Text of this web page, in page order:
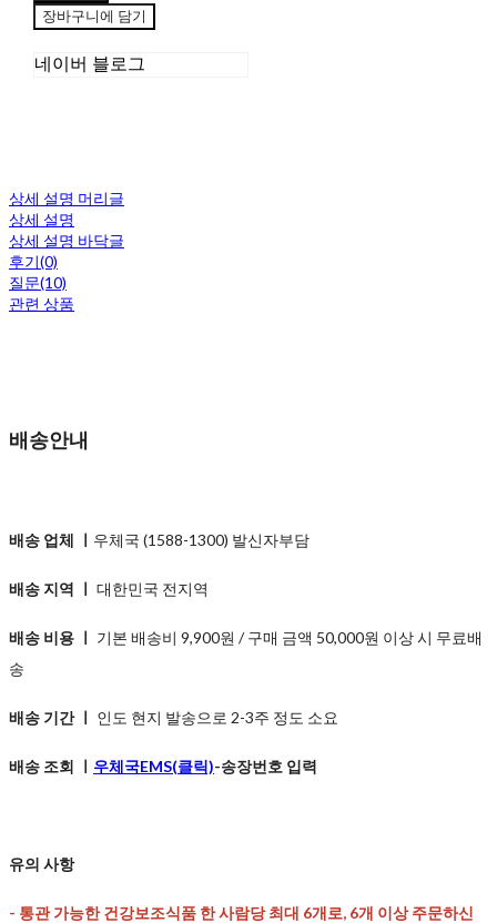
장바구니에 담기
네이버 블로그
상세 설명 머리글
상세 설명
상세 설명 바닥글
후기(0)
질문(10)
관련 상품
배송안내
배송 업체 ㅣ 우체국 (1588-1300) 발신자부담
배송 지역 ㅣ 대한민국 전지역
배송 비용 ㅣ 기본 배송비 9,900원 / 구매 금액 50,000원 이상 시 무료배
송
배송 기간 ㅣ 인도 현지 발송으로 2-3주 정도 소요
배송 조회 ㅣ 우체국EMS(클릭)-송장번호 입력
유의 사항
- 통관 가능한 건강보조식품 한 사람당 최대 6개로, 6개 이상 주문하신